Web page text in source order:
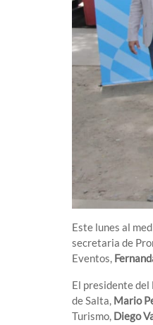
Este lunes al
secretaria de
Eventos,
El presidente del
de Salta, Mario
Turismo, Diego